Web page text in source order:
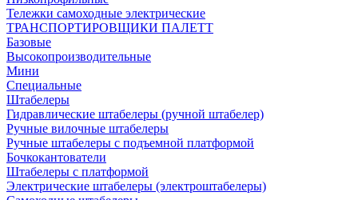
Тележки самоходные электрические
ТРАНСПОРТИРОВЩИКИ ПАЛЕТТ
Базовые
Высокопроизводительные
Мини
Специальные
Штабелеры
Гидравлические штабелеры (ручной штабелер)
Ручные вилочные штабелеры
Ручные штабелеры с подъемной платформой
Бочкокантователи
Штабелеры с платформой
Электрические штабелеры (электроштабелеры)